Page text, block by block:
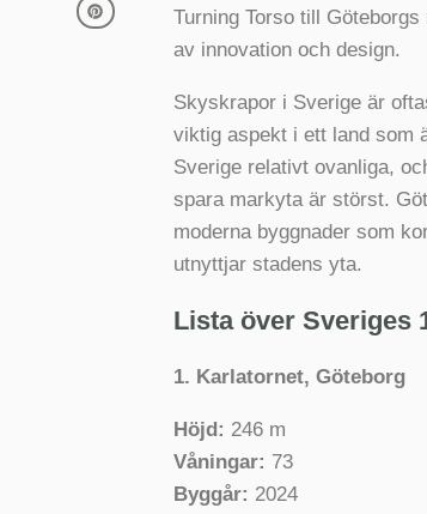
Turning Torso till
av innovation och design.
Skyskrapor i Sverige är
viktig aspekt i ett land som
Sverige relativt ovanliga,
spara markyta är störst.
moderna byggnader som
utnyttjar stadens yta.
Lista över Sveriges
1. Karlatornet, Göteborg
Höjd: 246 m
Våningar: 73
Byggår: 2024